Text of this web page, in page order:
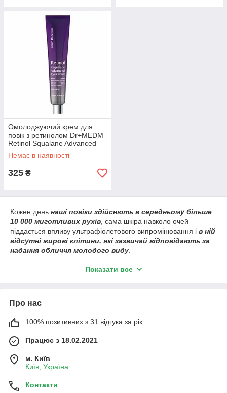
Омолоджуючий крем для
повік з ретинолом Dr+MEDM
Retinol Squalane Advanced
Eye Cream 30 мл
Немає в наявності
325 ₴
Кожен день наші повіки здійснють в середньому більше
10 000 миготливих рухів , сама шкіра навколо очей
піддається впливу ультрафіолетового випромінювання і в ній
відсутні жирові клітини, які зазвичай відповідають за
надання обличчя молодого виду
швидше, ніж інші ділянки обличчя, і на ній раніше
та стрес.
виражених проблем навколо очей, а хочеться просто
підтримувати красу
вони:
Швидко вбираються,
Добре ковзають, але при цьому не занадто
розтікаються,
Показати все
Про нас
100% позитивних з 31 відгука за рік
Працює з 18.02.2021
м. Київ
Київ, Україна
Контакти